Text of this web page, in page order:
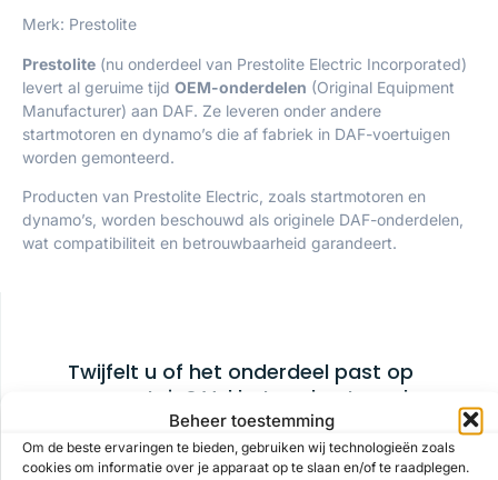
Beheer toestemming
Om de beste ervaringen te bieden, gebruiken wij technologieën zoals
cookies om informatie over je apparaat op te slaan en/of te raadplegen.
Merk: Prestolite
Prestolite (nu onderdeel van Prestolite Electric Incorporated)
levert al geruime tijd OEM-onderdelen (Original Equipment
Manufacturer) aan DAF. Ze leveren onder andere
startmotoren en dynamo’s die af fabriek in DAF-voertuigen
worden gemonteerd.
Producten van Prestolite Electric, zoals startmotoren en
dynamo’s, worden beschouwd als originele DAF-onderdelen,
wat compatibiliteit en betrouwbaarheid garandeert.
Twijfelt u of het onderdeel past op
uw voertuig? Vul het onderstaande
formulier in en we nemen zo snel
mogelijk contact met u op!